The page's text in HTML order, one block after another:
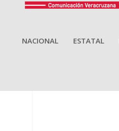
NACIONAL ESTATAL